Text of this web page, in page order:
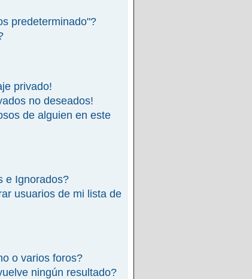
predeterminado"?
privado!
no deseados!
de alguien en este
e Ignorados?
usuarios de mi lista de
o varios foros?
ningún resultado?